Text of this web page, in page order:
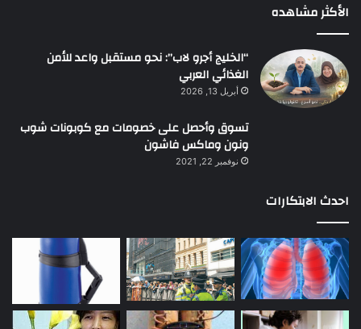
الأكثر مشاهده
“الخليج أجرو لاب”: نحو مستقبل واعد للأمن
الغذائي العربي
أبريل 13, 2026
تسوق وأحصل على خصومات مع كوبونات شوب
ونون وماكس فاشون
نوفمبر 22, 2021
احدث الابتكارات